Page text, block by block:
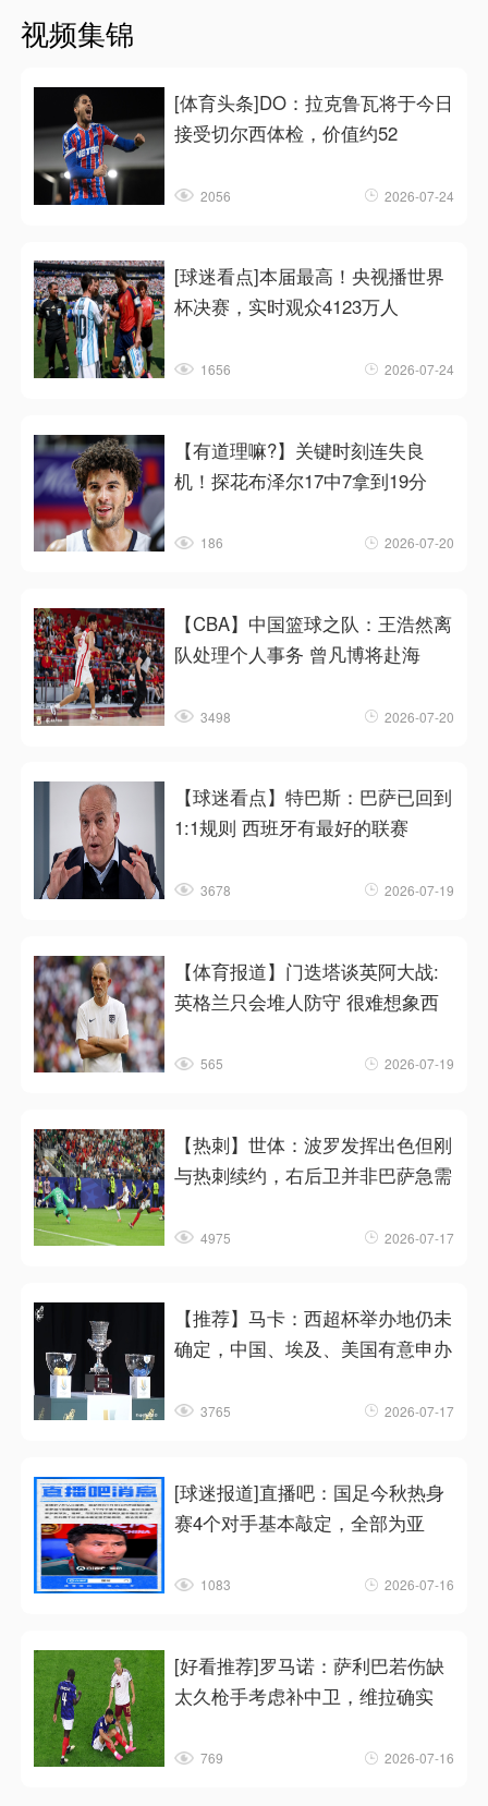
视频集锦
[体育头条]DO：拉克鲁瓦将于今日
接受切尔西体检，价值约52
2056 2026-07-24
[球迷看点]本届最高！央视播世界
杯决赛，实时观众4123万人
1656 2026-07-24
【有道理嘛?】关键时刻连失良
机！探花布泽尔17中7拿到19分
186 2026-07-20
【CBA】中国篮球之队：王浩然离
队处理个人事务 曾凡博将赴海
3498 2026-07-20
【球迷看点】特巴斯：巴萨已回到
1:1规则 西班牙有最好的联赛
3678 2026-07-19
【体育报道】门迭塔谈英阿大战:
英格兰只会堆人防守 很难想象西
565 2026-07-19
【热刺】世体：波罗发挥出色但刚
与热刺续约，右后卫并非巴萨急需
4975 2026-07-17
【推荐】马卡：西超杯举办地仍未
确定，中国、埃及、美国有意申办
3765 2026-07-17
[球迷报道]直播吧：国足今秋热身
赛4个对手基本敲定，全部为亚
1083 2026-07-16
[好看推荐]罗马诺：萨利巴若伤缺
太久枪手考虑补中卫，维拉确实
769 2026-07-16